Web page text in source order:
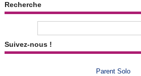
Recherche
Suivez-nous !
Parent Solo